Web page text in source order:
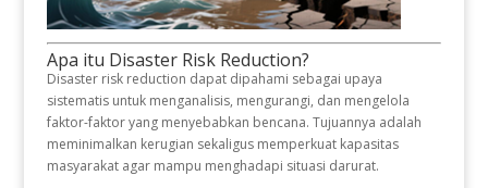
Apa itu Disaster Risk Reduction?
Disaster risk reduction dapat dipahami sebagai upaya
sistematis untuk menganalisis, mengurangi, dan mengelola
faktor-faktor yang menyebabkan bencana. Tujuannya adalah
meminimalkan kerugian sekaligus memperkuat kapasitas
masyarakat agar mampu menghadapi situasi darurat.